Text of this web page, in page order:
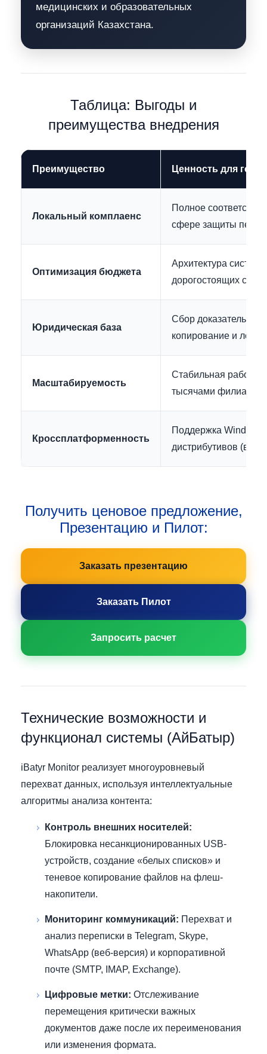
медицинских и образовательных
организаций Казахстана.
Таблица: Выгоды и
преимущества внедрения
Преимущество Ценность для
Локальный комплаенс
Полное
сфере защиты
Оптимизация бюджета
Архитектура
дорогостоящих
Юридическая база
Сбор
копирование и
Масштабируемость
Стабильная работа
тысячами филиалов
Кроссплатформенность
Поддержка
дистрибутивов
Получить ценовое предложение,
Презентацию и Пилот:
Заказать презентацию
Заказать Пилот
Запросить расчет
Технические возможности и
функционал системы (АйБатыр)
iBatyr Monitor реализует многоуровневый
перехват данных, используя интеллектуальные
алгоритмы анализа контента:
Контроль внешних носителей:
Блокировка несанкционированных USB-
устройств, создание «белых списков» и
теневое копирование файлов на флеш-
накопители.
Мониторинг коммуникаций: Перехват и
анализ переписки в Telegram, Skype,
WhatsApp (веб-версия) и корпоративной
почте (SMTP, IMAP, Exchange).
Цифровые метки: Отслеживание
перемещения критически важных
документов даже после их переименования
или изменения формата.